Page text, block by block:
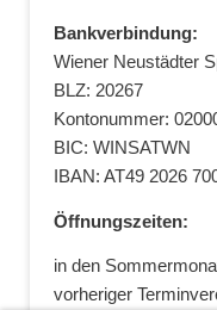
Bankverbindung:
Wiener Neustädter
BLZ: 20267
Kontonummer:
BIC: WINSATWN
IBAN: AT49 2026
Öffnungszeiten:
in den
vorheriger